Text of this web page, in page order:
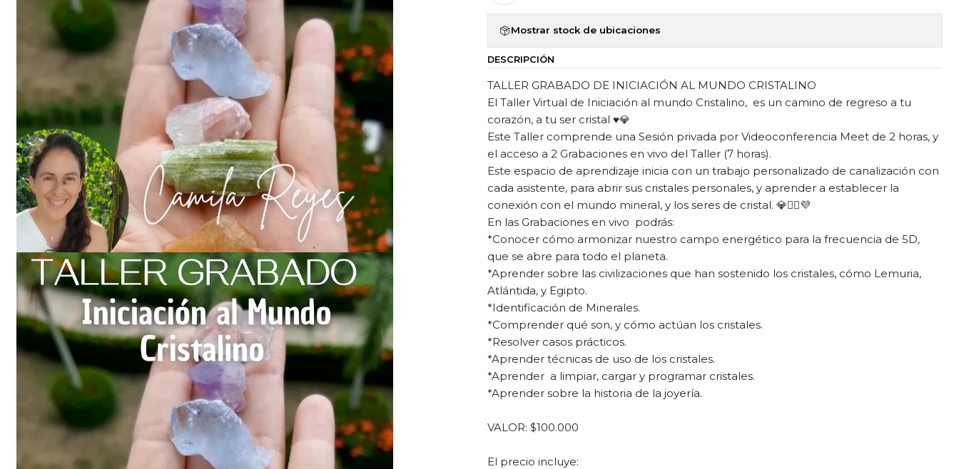
Mostrar stock de ubicaciones
DESCRIPCIÓN
TALLER GRABADO DE INICIACIÓN AL MUNDO CRISTALINO
El Taller Virtual de Iniciación al mundo Cristalino, es un camino de regreso a tu
corazón, a tu ser cristal ♥️💎
Este Taller comprende una Sesión privada por Videoconferencia Meet de 2 horas, y
el acceso a 2 Grabaciones en vivo del Taller (7 horas).
Este espacio de aprendizaje inicia con un trabajo personalizado de canalización con
cada asistente, para abrir sus cristales personales, y aprender a establecer la
conexión con el mundo mineral, y los seres de cristal. 💎🧝‍♀️💜
En las Grabaciones en vivo podrás:
*Conocer cómo armonizar nuestro campo energético para la frecuencia de 5D,
que se abre para todo el planeta.
*Aprender sobre las civilizaciones que han sostenido los cristales, cómo Lemuria,
Atlántida, y Egipto.
*Identificación de Minerales.
*Comprender qué son, y cómo actúan los cristales.
*Resolver casos prácticos.
*Aprender técnicas de uso de los cristales.
*Aprender a limpiar, cargar y programar cristales.
*Aprender sobre la historia de la joyería.
VALOR: $100.000
El precio incluye: